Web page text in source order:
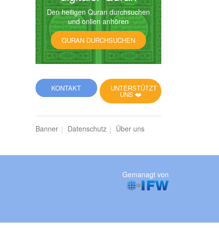
Den heiligen Quran durchsuchen
und onlien anhören
QURAN DURCHSUCHEN
UNTERSTÜTZT
UNS ❤️
KONTAKT
Banner Datenschutz Über uns
Gemanagt von